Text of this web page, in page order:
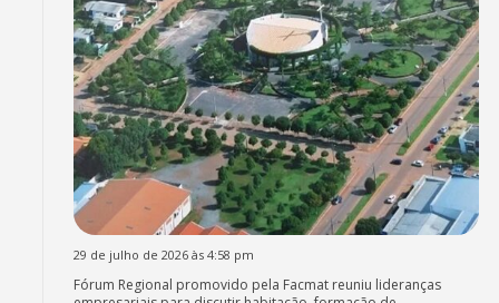
29 de julho de 2026 às 4:58 pm
Fórum Regional promovido pela Facmat reuniu lideranças